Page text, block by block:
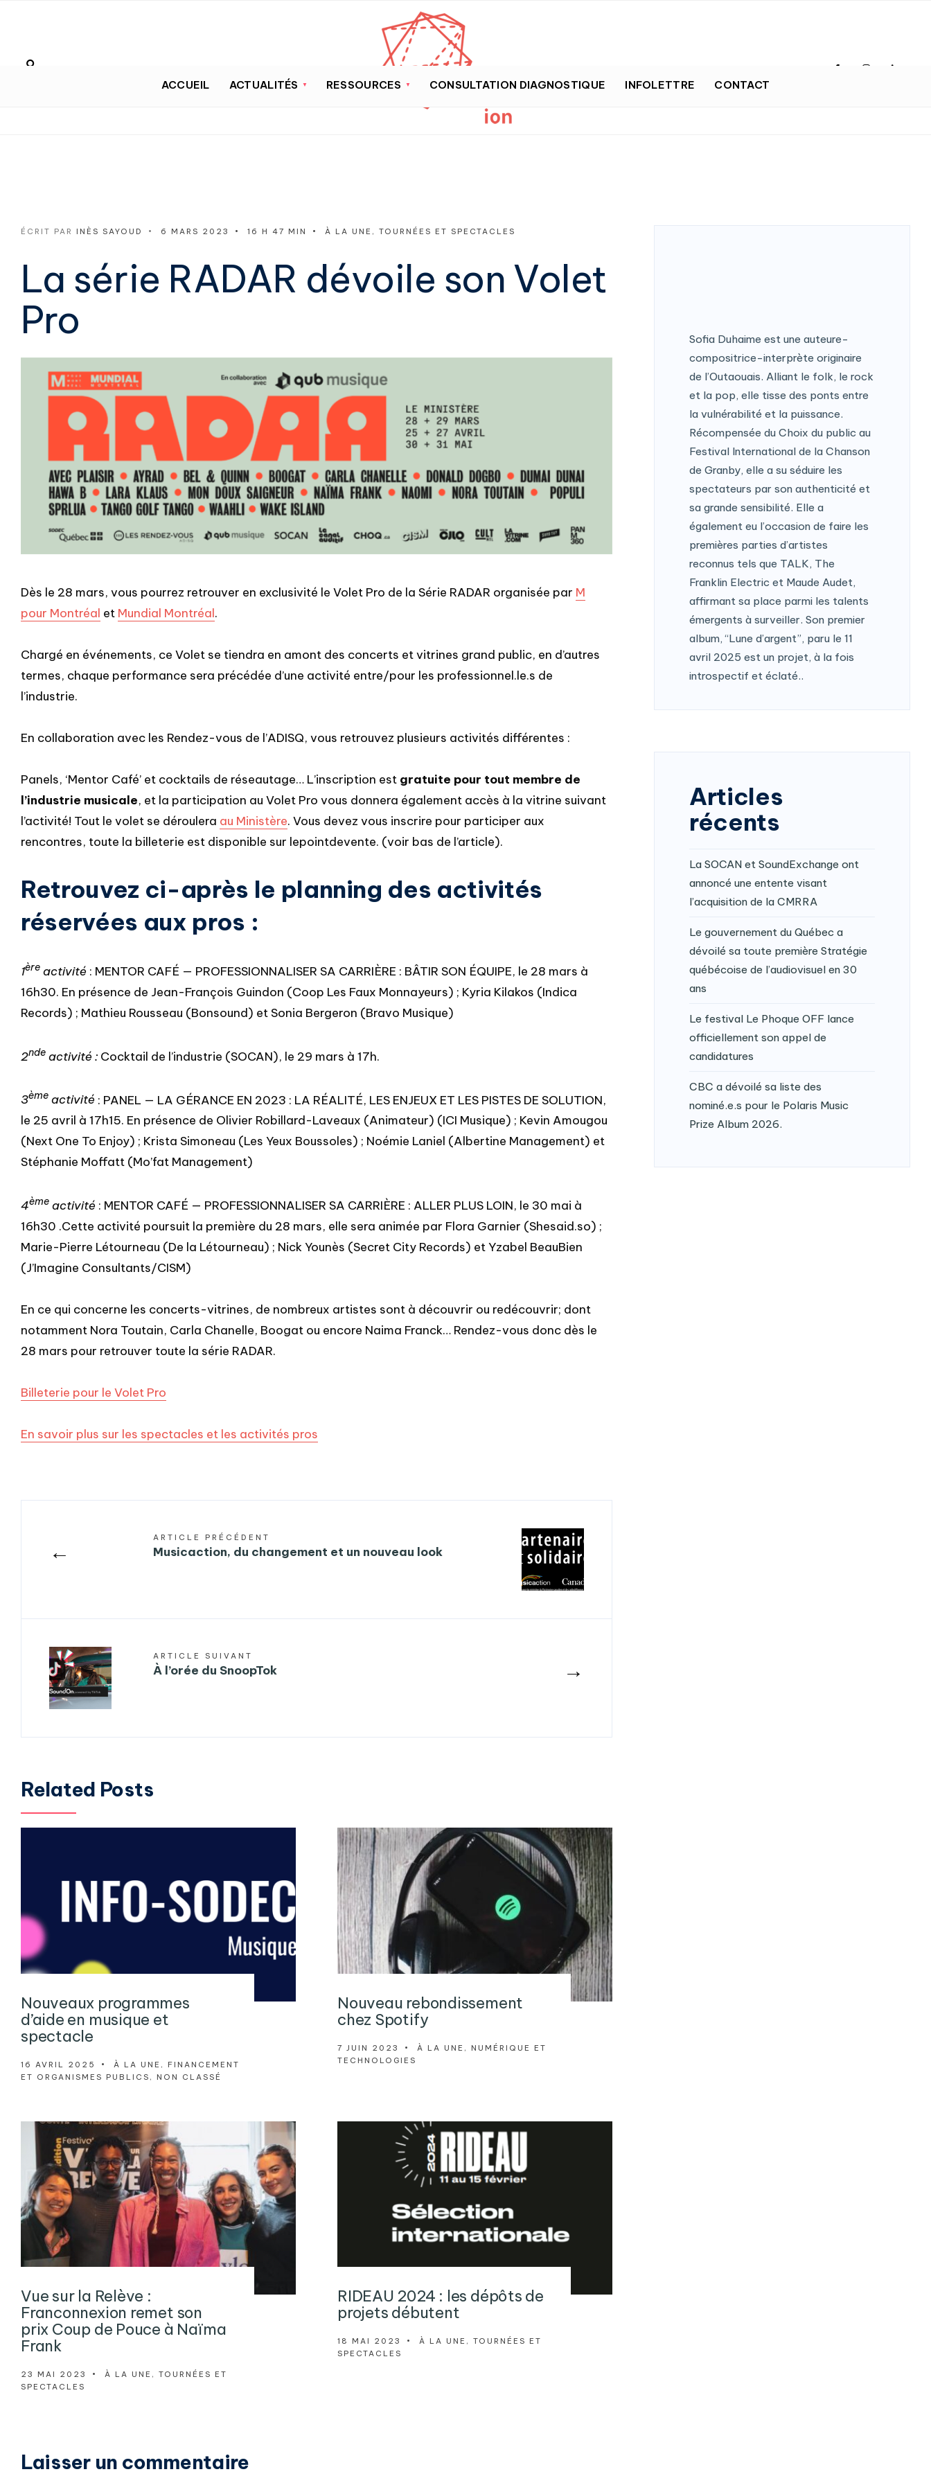
ACCUEIL ACTUALITÉS RESSOURCES CONSULTATION DIAGNOSTIQUE INFOLETTRE CONTACT
ÉCRIT PAR INÈS SAYOUD • 6 MARS 2023 • 16 H 47 MIN • À LA UNE , TOURNÉES ET SPECTACLES
La série RADAR dévoile son Volet
Pro
Dès le 28 mars, vous pourrez retrouver en exclusivité le Volet Pro de la Série RADAR organisée par M
pour Montréal et Mundial Montréal.
Chargé en événements, ce Volet se tiendra en amont des concerts et vitrines grand public, en d’autres
termes, chaque performance sera précédée d’une activité entre/pour les professionnel.le.s de
l’industrie.
En collaboration avec les Rendez-vous de l’ADISQ, vous retrouvez plusieurs activités différentes :
Panels, ‘Mentor Café’ et cocktails de réseautage… L’inscription est gratuite pour tout membre de
l’industrie musicale, et la participation au Volet Pro vous donnera également accès à la vitrine suivant
l’activité! Tout le volet se déroulera au Ministère. Vous devez vous inscrire pour participer aux
rencontres, toute la billeterie est disponible sur lepointdevente. (voir bas de l’article).
Retrouvez ci-après le planning des activités
réservées aux pros :
1ère activité : MENTOR CAFÉ — PROFESSIONNALISER SA CARRIÈRE : BÂTIR SON ÉQUIPE, le 28 mars à
16h30. En présence de Jean-François Guindon (Coop Les Faux Monnayeurs) ; Kyria Kilakos (Indica
Records) ; Mathieu Rousseau (Bonsound) et Sonia Bergeron (Bravo Musique)
2nde activité : Cocktail de l’industrie (SOCAN), le 29 mars à 17h.
3ème activité : PANEL — LA GÉRANCE EN 2023 : LA RÉALITÉ, LES ENJEUX ET LES PISTES DE SOLUTION,
le 25 avril à 17h15. En présence de Olivier Robillard-Laveaux (Animateur) (ICI Musique) ; Kevin Amougou
(Next One To Enjoy) ; Krista Simoneau (Les Yeux Boussoles) ; Noémie Laniel (Albertine Management) et
Stéphanie Moffatt (Mo’fat Management)
4ème activité : MENTOR CAFÉ — PROFESSIONNALISER SA CARRIÈRE : ALLER PLUS LOIN, le 30 mai à
16h30 .Cette activité poursuit la première du 28 mars, elle sera animée par Flora Garnier (Shesaid.so) ;
Marie-Pierre Létourneau (De la Létourneau) ; Nick Younès (Secret City Records) et Yzabel BeauBien
(J’Imagine Consultants/CISM)
En ce qui concerne les concerts-vitrines, de nombreux artistes sont à découvrir ou redécouvrir; dont
notamment Nora Toutain, Carla Chanelle, Boogat ou encore Naima Franck… Rendez-vous donc dès le
28 mars pour retrouver toute la série RADAR.
Billeterie pour le Volet Pro
En savoir plus sur les spectacles et les activités pros
←
ARTICLE PRÉCÉDENT
Musicaction, du changement et un nouveau look
→
ARTICLE SUIVANT
À l’orée du SnoopTok
Related Posts
Nouveaux programmes
d’aide en musique et
spectacle
16 AVRIL 2025 • À LA UNE , FINANCEMENT
ET ORGANISMES PUBLICS , NON CLASSÉ
Nouveau rebondissement
chez Spotify
7 JUIN 2023 • À LA UNE , NUMÉRIQUE ET
TECHNOLOGIES
Vue sur la Relève :
Franconnexion remet son
prix Coup de Pouce à Naïma
Frank
23 MAI 2023 • À LA UNE , TOURNÉES ET
SPECTACLES
RIDEAU 2024 : les dépôts de
projets débutent
18 MAI 2023 • À LA UNE , TOURNÉES ET
SPECTACLES
Laisser un commentaire
Sofia Duhaime est une auteure-
compositrice-interprète originaire
de l’Outaouais. Alliant le folk, le rock
et la pop, elle tisse des ponts entre
la vulnérabilité et la puissance.
Récompensée du Choix du public au
Festival International de la Chanson
de Granby, elle a su séduire les
spectateurs par son authenticité et
sa grande sensibilité. Elle a
également eu l’occasion de faire les
premières parties d’artistes
reconnus tels que TALK, The
Franklin Electric et Maude Audet,
affirmant sa place parmi les talents
émergents à surveiller. Son premier
album, “Lune d’argent”, paru le 11
avril 2025 est un projet, à la fois
introspectif et éclaté..
Articles
récents
La SOCAN et SoundExchange ont
annoncé une entente visant
l’acquisition de la CMRRA
Le gouvernement du Québec a
dévoilé sa toute première Stratégie
québécoise de l’audiovisuel en 30
ans
Le festival Le Phoque OFF lance
officiellement son appel de
candidatures
CBC a dévoilé sa liste des
nominé.e.s pour le Polaris Music
Prize Album 2026.